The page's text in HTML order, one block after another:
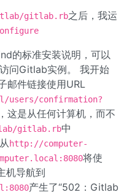
gitlab.rb之后，我运
的标准安装说明，可以
访问Gitlab实例。 我开始
邮件链接使用URL
users/confirmation?
，这是从任何计算机，而不
gitlab.rb中
从http://computer-
将使
机导航到
产生了“502：Gitlab